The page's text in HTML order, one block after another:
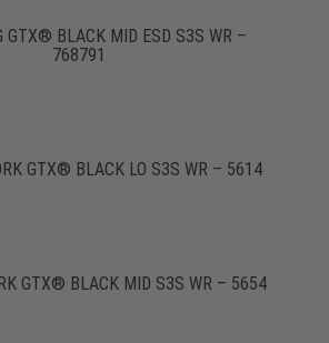
GTX® BLACK MID ESD S3S WR –
768791
GTX® BLACK LO S3S WR – 5614
GTX® BLACK MID S3S WR – 5654